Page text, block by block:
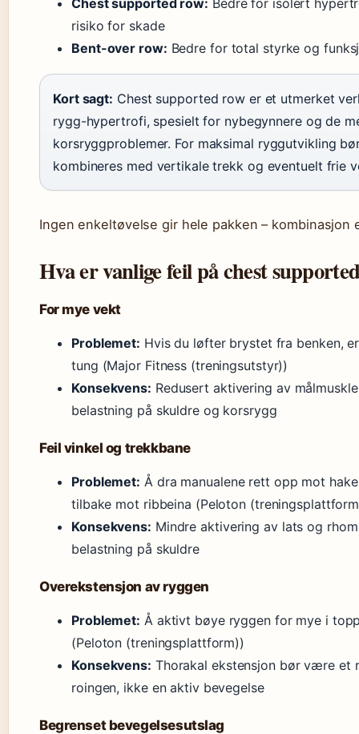
risiko for skade
Bent-over row: Bedre for total styrke og
Kort sagt: Chest supported row er et utmerket
rygg-hypertrofi, spesielt for nybegynnere og de
korsryggproblemer. For maksimal ryggutvikling
kombineres med vertikale trekk og eventuelt frie
Ingen enkeltøvelse gir hele pakken – kombinasjon
Hva er vanlige feil på chest
For mye vekt
Problemet: Hvis du løfter brystet fra benken,
tung (Major Fitness (treningsutstyr))
Konsekvens: Redusert aktivering av
belastning på skuldre og korsrygg
Feil vinkel og trekkbane
Problemet: Å dra manualene rett opp mot
tilbake mot ribbeina (Peloton
Konsekvens: Mindre aktivering av lats og
belastning på skuldre
Overekstensjon av ryggen
Problemet: Å aktivt bøye ryggen for mye i
(Peloton (treningsplattform))
Konsekvens: Thorakal ekstensjon bør være et
roingen, ikke en aktiv bevegelse
Begrenset bevegelsesutslag